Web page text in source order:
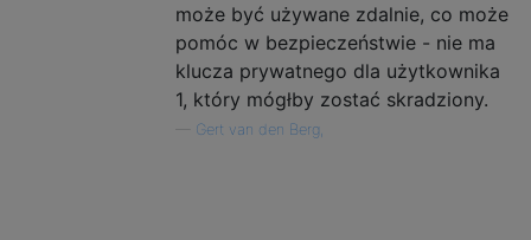
może być używane zdalnie, co może
pomóc w bezpieczeństwie - nie ma
klucza prywatnego dla użytkownika
1, który mógłby zostać skradziony.
Gert van den Berg,